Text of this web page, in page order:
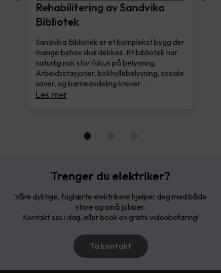
Rehabilitering av Sandvika
Bibliotek
Sandvika Bibliotek er et komplekst bygg der
mange behov skal dekkes. Et bibliotek har
naturlig nok stor fokus på belysning.
Arbeidsstasjoner, bokhyllebelysning, sosiale
soner, og barneavdeling krever…
Les mer
Trenger du elektriker?
Våre dyktige, faglærte elektrikere hjelper deg med både
store og små jobber.
Kontakt oss i dag, eller book en gratis videobefaring!
Ta kontakt